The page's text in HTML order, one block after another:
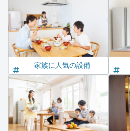
家族に人気の設備